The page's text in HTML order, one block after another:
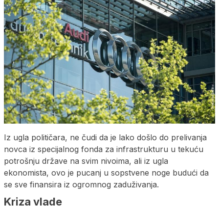
Iz ugla političara, ne čudi da je lako došlo do prelivanja
novca iz specijalnog fonda za infrastrukturu u tekuću
potrošnju države na svim nivoima, ali iz ugla
ekonomista, ovo je pucanj u sopstvene noge budući da
se sve finansira iz ogromnog zaduživanja.
Kriza vlade